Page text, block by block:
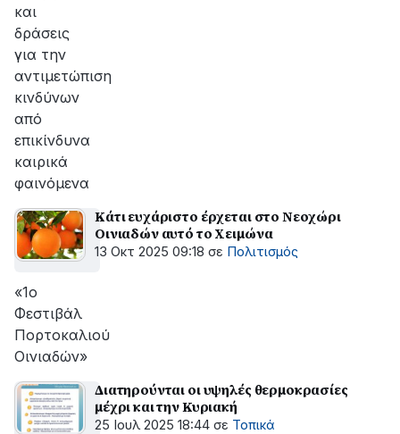
και
δράσεις
για την
αντιμετώπιση
κινδύνων
από
επικίνδυνα
καιρικά
φαινόμενα
Κάτι ευχάριστο έρχεται στο Νεοχώρι
Οινιαδών αυτό το Χειμώνα
13 Οκτ 2025 09:18 σε Πολιτισμός
«1ο
Φεστιβάλ
Πορτοκαλιού
Οινιαδών»
Διατηρούνται οι υψηλές θερμοκρασίες
μέχρι και την Κυριακή
25 Ιουλ 2025 18:44 σε Τοπικά